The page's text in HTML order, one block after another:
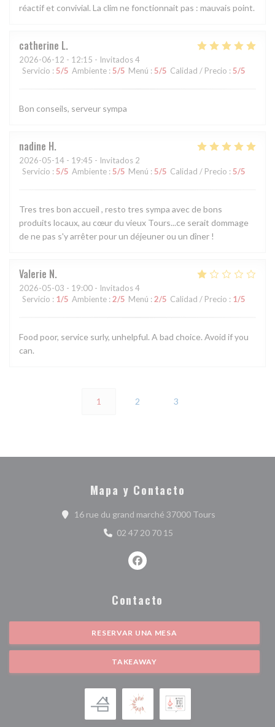
réactif et convivial. La clim ne fonctionnait pas : mauvais point.
catherine L
2026-06-12 - 12:15 - Invitados 4
Servicio : 5/5 Ambiente : 5/5 Menú : 5/5 Calidad / Precio : 5/5
Bon conseils, serveur sympa
nadine H
2026-05-14 - 19:45 - Invitados 2
Servicio : 5/5 Ambiente : 5/5 Menú : 5/5 Calidad / Precio : 5/5
Tres tres bon accueil , resto tres sympa avec de bons
produits locaux, au cœur du vieux Tours...ce serait dommage
de ne pas s'y arrêter pour un déjeuner ou un dîner !
Valerie N
2026-05-03 - 19:00 - Invitados 4
Servicio : 1/5 Ambiente : 2/5 Menú : 2/5 Calidad / Precio : 1/5
Food poor, service surly, unhelpful. A bad choice. Avoid if you
can.
1 2 3
Mapa y Contacto
16 rue du grand marché 37000 Tours((abre en una
02 47 20 70 15
Facebook ((abre en una nueva
Contacto
RESERVAR UNA MESA
TAKEAWAY